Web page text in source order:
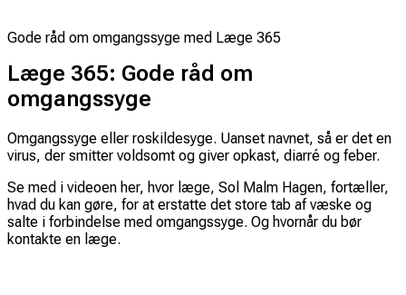
Gode råd om omgangssyge med Læge 365
Læge 365: Gode råd om
omgangssyge
Omgangssyge eller roskildesyge. Uanset navnet, så er det en
virus, der smitter voldsomt og giver opkast, diarré og feber.
Se med i videoen her, hvor læge, Sol Malm Hagen, fortæller,
hvad du kan gøre, for at erstatte det store tab af væske og
salte i forbindelse med omgangssyge. Og hvornår du bør
kontakte en læge.